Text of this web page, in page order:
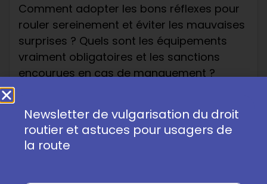
Comment adopter les bons réflexes pour
rouler sereinement et éviter les mauvaises
surprises ? Quels sont les équipements
vraiment obligatoires et les sanctions
encourues en cas de manquement ?
moto, sécurité et maîtrise des risques sur
la route.
Newsletter de vulgarisation du droit
routier et astuces pour usagers de
la route